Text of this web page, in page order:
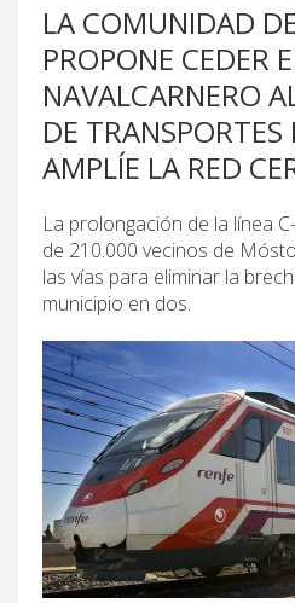
LA COMUNIDAD
PROPONE CEDER
NAVALCARNERO
DE TRANSPORTES
AMPLÍE LA RED
La prolongación de la línea
de 210.000 vecinos de
las vías para eliminar la
municipio en dos.